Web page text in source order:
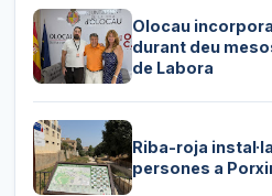
Olocau
durant deu
de Labora
Riba-roja
persones a